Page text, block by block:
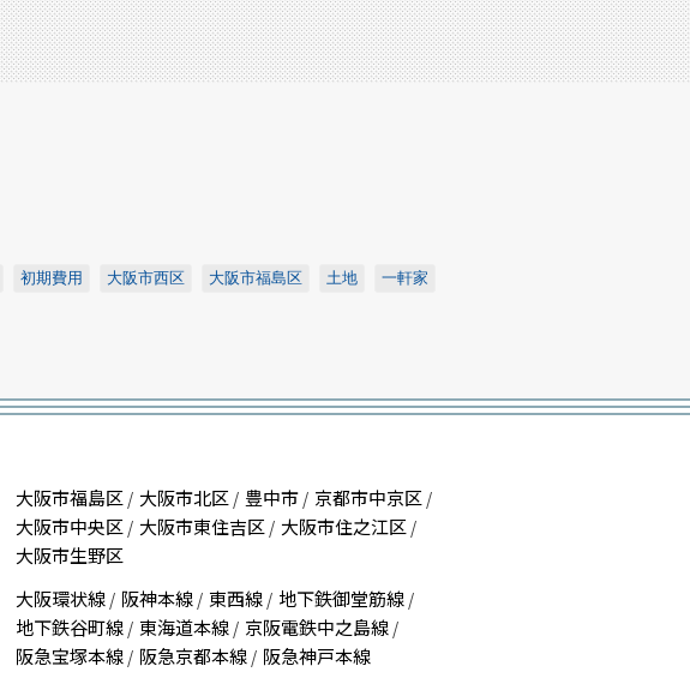
初期費用 大阪市西区 大阪市福島区 土地 一軒家
大阪市福島区 / 大阪市北区 / 豊中市 / 京都市中京区 /
大阪市中央区 / 大阪市東住吉区 / 大阪市住之江区 /
大阪市生野区
大阪環状線 / 阪神本線 / 東西線 / 地下鉄御堂筋線 /
地下鉄谷町線 / 東海道本線 / 京阪電鉄中之島線 /
阪急宝塚本線 / 阪急京都本線 / 阪急神戸本線